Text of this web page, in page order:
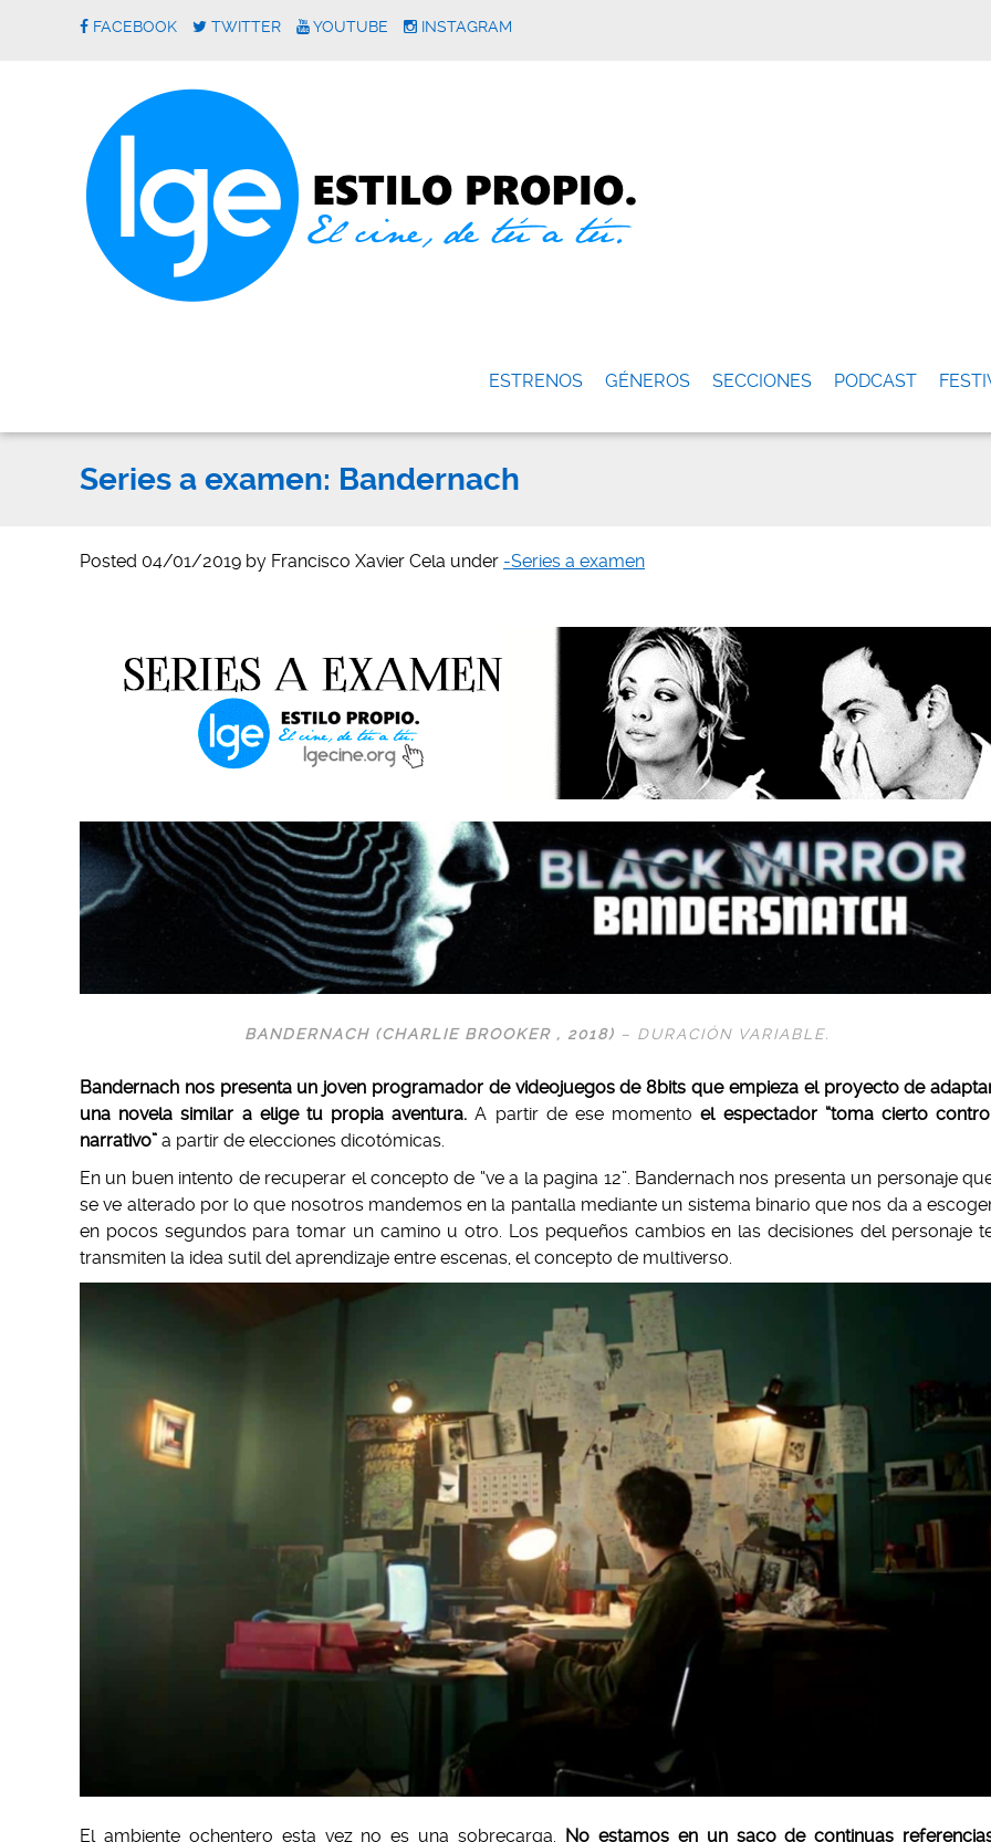
FACEBOOK TWITTER YOUTUBE INSTAGRAM
ESTRENOS GÉNEROS SECCIONES PODCAST
Series a examen: Bandernach
Posted 04/01/2019 by Francisco Xavier Cela under -Series a examen
BANDERNACH (CHARLIE BROOKER , 2018) – DURACIÓN VARIABLE.
Bandernach nos presenta un joven programador de videojuegos de 8bits que empieza el proyecto de
una novela similar a elige tu propia aventura. A partir de ese momentoel espectador “toma cierto
narrativo” a partir de elecciones dicotómicas.
En un buen intento de recuperar el concepto de “ve a la pagina 12”. Bandernach nos presenta un personaje
se ve alterado por lo que nosotros mandemos en la pantalla mediante un sistema binario que nos da a
en pocos segundos para tomar un camino u otro. Los pequeños cambios en las decisiones del personaje
transmiten la idea sutil del aprendizaje entre escenas, el concepto de multiverso.
El ambiente ochentero esta vez no es una sobrecarga.
No estamos en un saco de continuas